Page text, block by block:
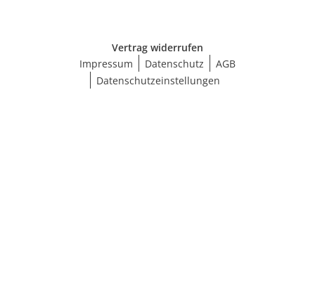
Vertrag widerrufen
Impressum
Datenschutz
AGB
Datenschutzeinstellungen